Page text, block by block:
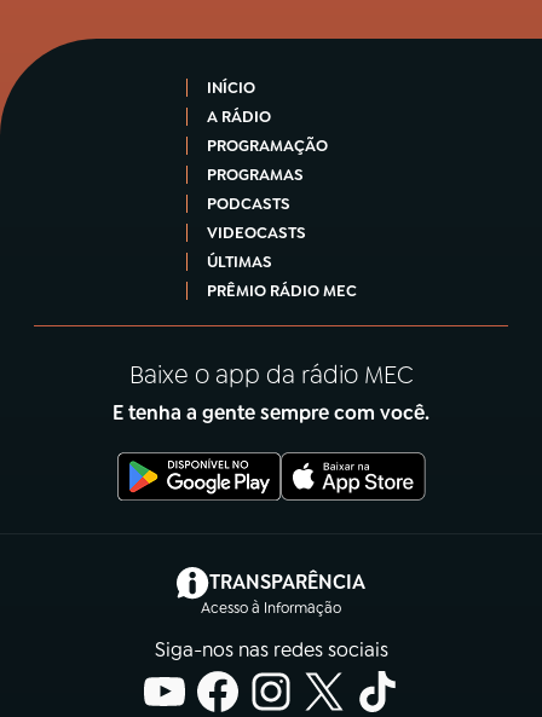
INÍCIO
A RÁDIO
PROGRAMAÇÃO
PROGRAMAS
PODCASTS
VIDEOCASTS
ÚLTIMAS
PRÊMIO RÁDIO MEC
Baixe o app da rádio MEC
E tenha a gente sempre com você.
TRANSPARÊNCIA
Acesso à Informação
(abre em nova aba)
Siga-nos nas redes sociais